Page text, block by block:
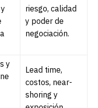
riesgo, calidad
y poder de
negociación.
y
Lead time,
costos, near-
shoring y